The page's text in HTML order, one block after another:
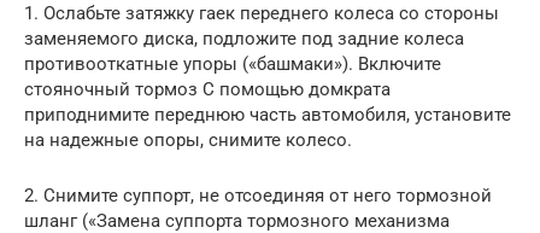
1. Ослабьте затяжку гаек переднего колеса со стороны
заменяемого диска, подложите под задние колеса
противооткатные упоры («башмаки»). Включите
стояночный тормоз С помощью домкрата
приподнимите перед­нюю часть автомобиля, установите
на надеж­ные опоры, снимите колесо.
2. Снимите суппорт, не отсоединяя от него тормозной
шланг («Замена суппорта тормозного механизма